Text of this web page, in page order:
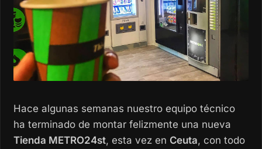
Hace algunas semanas nuestro equipo técnico
ha terminado de montar felizmente una nueva
Tienda METRO24st, esta vez en Ceuta, con todo